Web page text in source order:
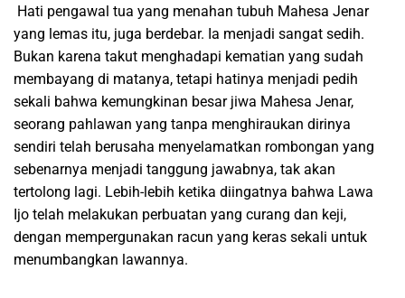
Hati pengawal tua yang menahan tubuh Mahesa Jenar
yang lemas itu, juga berdebar. Ia menjadi sangat sedih.
Bukan karena takut menghadapi kematian yang sudah
membayang di matanya, tetapi hatinya menjadi pedih
sekali bahwa kemungkinan besar jiwa Mahesa Jenar,
seorang pahlawan yang tanpa menghiraukan dirinya
sendiri telah berusaha menyelamatkan rombongan yang
sebenarnya menjadi tanggung jawabnya, tak akan
tertolong lagi. Lebih-lebih ketika diingatnya bahwa Lawa
Ijo telah melakukan perbuatan yang curang dan keji,
dengan mempergunakan racun yang keras sekali untuk
menumbangkan lawannya.